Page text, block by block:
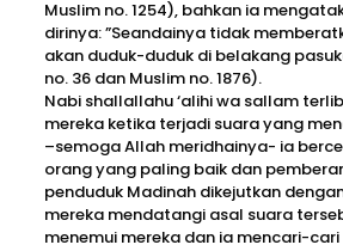
Muslim no. 1254), bahkan ia
dirinya: ”Seandainya tidak
akan duduk-duduk di belakang
no. 36 dan Muslim no. 1876).
Nabi shallallahu ‘alihi wa sallam
mereka ketika terjadi suara yang
–semoga Allah meridhainya- ia
orang yang paling baik dan
penduduk Madinah dikejutkan
mereka mendatangi asal suara
menemui mereka dan ia mencari-